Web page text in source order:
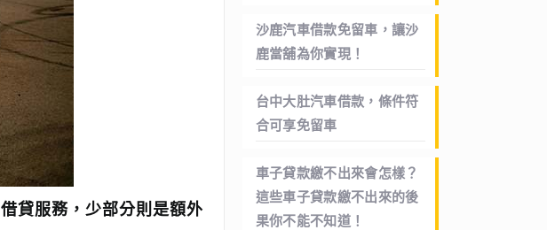
貸服務，少部分則是額外
沙鹿汽車借款免留車，讓沙
鹿當舖為你實現！
台中大肚汽車借款，條件符
合可享免留車
車子貸款繳不出來會怎樣？
這些車子貸款繳不出來的後
果你不能不知道！